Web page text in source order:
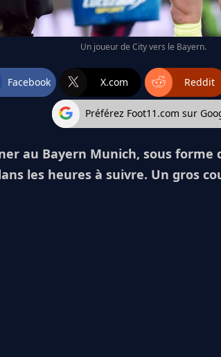
Un joueur de City vers le Bayern.
Facebook X.com Reddit
Préférez Foot11.com sur
au Bayern Munich, sous
les heures à suivre. Un gros